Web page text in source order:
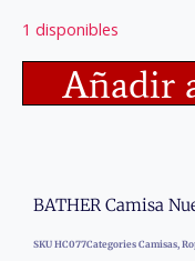
1 disponibles
Añadir
BATHER Camisa
SKU HC077Categories Camisas,